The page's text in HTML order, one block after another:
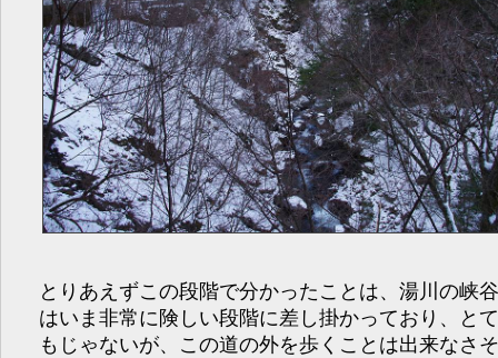
とりあえずこの段階で分かったことは、湯川の峡
はいま非常に険しい段階に差し掛かっており、と
もじゃないが、この道の外を歩くことは出来なさ